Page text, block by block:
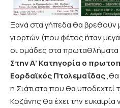
Ξανά στα γήπεδα θα βρεθούν
γιορτών (που φέτος ήταν
οι ομάδες στα
Στην Α’ Κατηγορία ο
ΕορδαϊκόςΠτολεμαΐδας,θα
η Σιάτιστα που θα υποδεχτεί
Κοζάνης θα έχει την